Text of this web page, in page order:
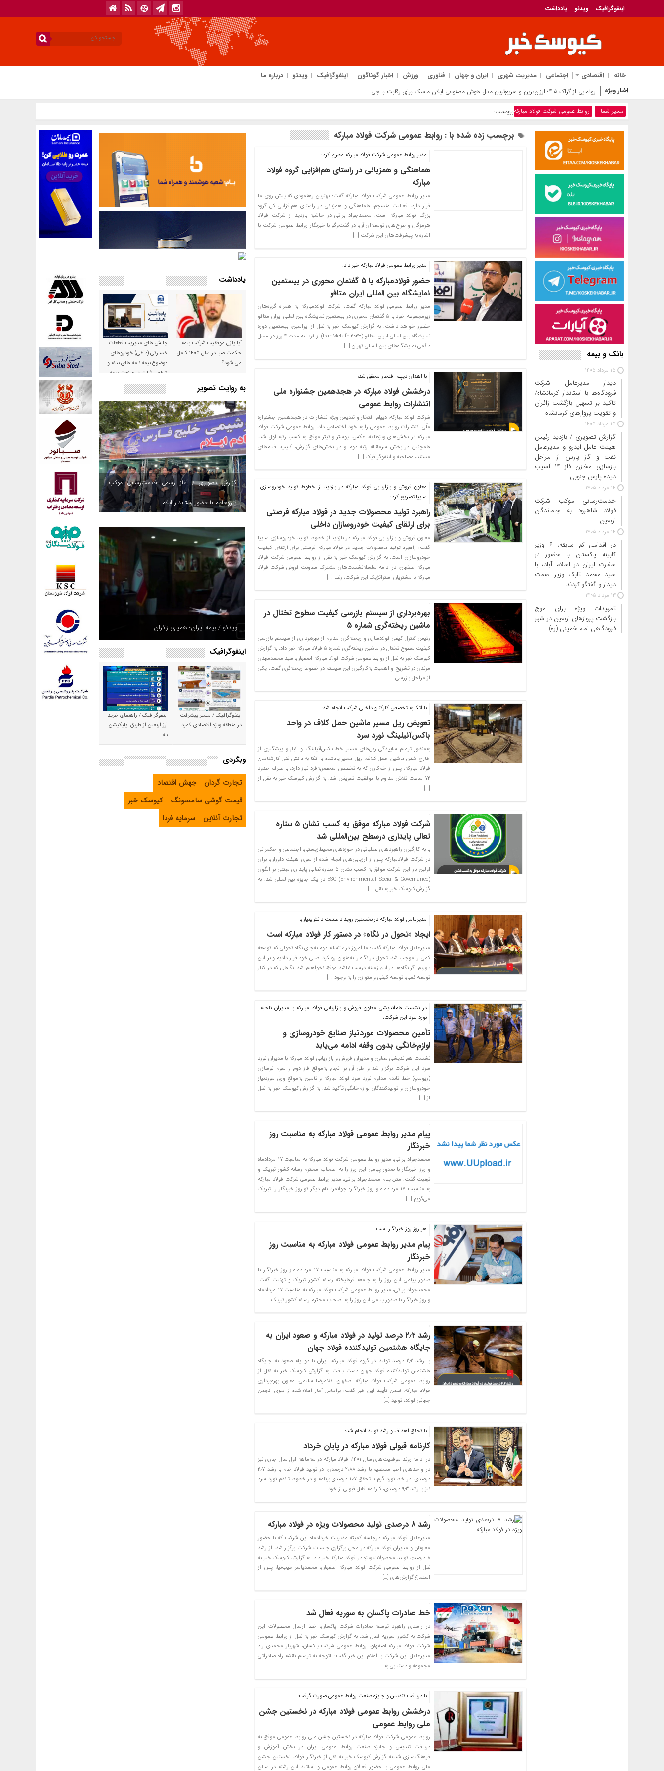
اینفوگرافیک ویدئو یادداشت
خانه اقتصادی اجتماعی مدیریت شهری ایران و جهان فناوری ورزش اخبار گوناگون اینفوگرافیک ویدئو درباره ما
اخبار ویژه رونمایی از گراک ۴.۵؛ ارزان‌ترین و سریع‌ترین مدل هوش مصنوعی ایلان ماسک برای رقابت با جی‌پی‌تی
مسیر شما برچسب:روابط عمومی شرکت فولاد مبارکه
بانک و بیمه
15 مرداد 1405
دیدار مدیرعامل شرکت
فرودگاه‌ها با استاندار کرمانشاه/
تأکید بر تسهیل بازگشت زائران
و تقویت پروازهای کرمانشاه
15 مرداد 1405
گزارش تصویری / بازدید رئیس
هیئت عامل ایدرو و مدیرعامل
نفت و گاز پارس از مراحل
بازسازی مخازن فاز ۱۴ آسیب
دیده پارس جنوبی
14 مرداد 1405
خدمت‌رسانی موکب شرکت
فولاد شاهرود به جاماندگان
اربعین
14 مرداد 1405
در اقدامی کم سابقه، ۶ وزیر
کابینه پاکستان با حضور در
سفارت ایران در اسلام آباد، با
سید محمد اتابک وزیر صمت
دیدار و گفتگو کردند
13 مرداد 1405
تمهیدات ویژه برای موج
بازگشت پروازهای اربعین در شهر
فرودگاهی امام خمینی (ره)
برچسب زده شده با : روابط عمومی شرکت فولاد مبارکه
مدیر روابط عمومی شرکت فولاد مبارکه مطرح کرد:
هماهنگی و همزبانی در راستای هم‌افزایی گروه فولاد
مبارکه
مدیر روابط عمومی شرکت فولاد مبارکه گفت: بهترین رهنمودی که پیش روی ما
قرار دارد، فعالیت منسجم، هماهنگی و همزبانی در راستای هم‌افزایی کل گروه
بزرگ فولاد مبارکه است. محمدجواد براتی در حاشیه بازدید از شرکت فولاد
هرمزگان و طرح‌های توسعه‌ای آن، در گفت‌وگو با خبرنگار روابط عمومی شرکت با
اشاره به پیشرفت‌های این شرکت […]
مدیر روابط عمومی فولاد مبارکه خبر داد:
حضور فولادمبارکه با ۵ گفتمان محوری در بیستمین
نمایشگاه بین المللی ایران‌ متافو
مدیر روابط عمومی فولاد مبارکه گفت: شرکت فولادمبارکه به همراه گروه‌های
زیرمجموعه خود با ۵ گفتمان محوری در بیستمین نمایشگاه بین‌المللی ایران متافو
حضور خواهد داشت. به گزارش کیوسک خبر به نقل از ایراسین، بیستمین دوره
نمایشگاه بین‌المللی ایران متافو (IranMetafo ۲۰۲۳) از فردا به مدت ۴ روز در محل
دائمی نمایشگاه‌های بین المللی تهران […]
با اهدای دیپلم افتخار محقق شد؛
درخشش فولاد مبارکه در هجدهمین جشنواره ملی
انتشارات روابط عمومی
شرکت فولاد مبارکه، دیپلم افتخار و تندیس ویژه انتشارات در هجدهمین جشنواره
ملّی انتشارات روابط عمومی را به خود اختصاص داد. روابط عمومی شرکت فولاد
مبارکه در بخش‌های ویژه‌نامه، عکس، پوستر و تیتر موفق به کسب رتبه اول شد.
همچنین در بخش سرمقاله رتبه دوم و در بخش‌های گزارش، کلیپ، فیلم‌های
مستند، مصاحبه و اینفوگرافیک […]
معاون فروش و بازاریابی فولاد مبارکه در بازدید از خطوط تولید خودروسازی
سایپا تصریح کرد:
راهبرد تولید محصولات جدید در فولاد مبارکه فرصتی
برای ارتقای کیفیت خودروسازان داخلی
معاون فروش و بازاریابی فولاد مبارکه در بازدید از خطوط تولید خودروسازی سایپا
گفت: راهبرد تولید محصولات جدید در فولاد مبارکه فرصتی برای ارتقای کیفیت
خودروسازان است. به گزارش کیوسک خبر به نقل از روابط عمومی شرکت فولاد
مبارکه اصفهان، در ادامه سلسله‌نشست‌های مشترک معاونت فروش شرکت فولاد
مبارکه با مشتریان استراتژیک این شرکت، رضا […]
بهره‌برداری از سیستم بازرسی کیفیت سطوح تختال در
ماشین ریخته‌گری شماره ۵
رئیس کنترل کیفی فولادسازی و ریخته‌گری مداوم از بهره‌برداری از سیستم بازرسی
کیفیت سطوح تختال در ماشین ریخته‌گری شماره ۵ فولاد مبارکه خبر داد. به گزارش
کیوسک خبر به نقل از روابط عمومی شرکت فولاد مبارکه اصفهان، سید محمدمهدی
مرندی در تشریح و اهمیت به‌کارگیری این سیستم در خطوط ریخته‌گری گفت: یکی
از مراحل بازرسی […]
با اتکا به تخصص کارکنان داخلی شرکت انجام شد؛
تعویض ریل مسیر ماشین حمل کلاف در واحد
باکس‌آنیلینگ نورد سرد
به‌منظور ترمیم ساییدگی ریل‌های مسیر خط باکس‌آنیلینگ و انبار و پیشگیری از
خارج شدن ماشین حمل کلاف، ریل مسیر یادشده با اتکا به دانش فنی کارشناسان
فولاد مبارکه، پس از خم‌کاری که به تخصص منحصربه‌فرد نیاز دارد، با صرف حدود
۷۲ ساعت تلاش مداوم با موفقیت تعویض شد. به گزارش کیوسک خبر به نقل از
[…]
شرکت فولاد مبارکه موفق به کسب نشان ۵ ستاره
تعالی پایداری درسطح بین‌المللی شد
با به کارگیری راهبردهای عملیاتی در حوزه‌های محیط‌زیستی، اجتماعی و حکمرانی
در شرکت فولادمبارکه پس از ارزیابی‌های انجام شده از سوی هیئت داوران، برای
اولین بار این شرکت موفق به کسب نشان ۵ ستاره تعالی پایداری مبتنی بر الگوی
ESG (Environmental Social & Governance) در یک جایزه بین‌المللی شد. به
گزارش کیوسک خبر به نقل […]
مدیرعامل فولاد مبارکه در نخستین رویداد صنعت دانش‌بنیان:
ایجاد «تحول در نگاه» در دستور کار فولاد مبارکه است
مدیرعامل فولاد مبارکه گفت: ما امروز در ۳۰ساله دوم به‌جای نگاه تحولی که توسعه
کمی را موجب شد، تحول در نگاه را به‌عنوان رویکرد اصلی خود قرار دادیم و بر این
باوریم اگر نگاه‌ها در این زمینه درست نباشد موفق نخواهیم شد. نگاهی که در کنار
توسعه کمی، توسعه کیفی و متوازن را به وجود […]
در نشست هم‌اندیشی معاون فروش و بازاریابی فولاد مبارکه با مدیران ناحیه
نورد سرد این شرکت:
تأمین محصولات موردنیاز صنایع خودروسازی و
لوازم‌خانگی بدون وقفه ادامه می‌یابد
نشست هم‌اندیشی معاون و مدیران فروش و بازاریابی فولاد مبارکه با مدیران نورد
سرد این شرکت برگزار شد و طی آن بر انجام به‌موقع فاز دوم و سوم نوسازی
(ریومپ) خط تاندم مداوم نورد سرد فولاد مبارکه و تأمین به‌موقع ورق موردنیاز
خودروسازان و تولیدکنندگان لوازم‌خانگی تأکید شد. به گزارش کیوسک خبر به نقل
از […]
پیام مدیر روابط عمومی فولاد مبارکه به مناسبت روز
خبرنگار
محمدجواد براتی، مدیر روابط عمومی شرکت فولاد مبارکه به مناسبت ۱۷ مردادماه
و روز خبرنگار با صدور پیامی این روز را به اصحاب محترم رسانه کشور تبریک و
تهنیت گفت. متن پیام محمدجواد براتی، مدیر روابط عمومی شرکت فولاد مبارکه
به مناسبت ۱۷ مردادماه و روز خبرنگار: جوانمرد نام دیگر تو!روز خبرنگار را تبریک
می‌گویم […]
هر روز روز خبرنگار است
پیام مدیر روابط عمومی فولاد مبارکه به مناسبت روز
خبرنگار
مدیر روابط عمومی شرکت فولاد مبارکه به مناسبت ۱۷ مردادماه و روز خبرنگار با
صدور پیامی این روز را به جامعه فرهیخته رسانه کشور تبریک و تهنیت گفت.
محمدجواد براتی، مدیر روابط عمومی شرکت فولاد مبارکه به مناسبت ۱۷ مردادماه
و روز خبرنگار با صدور پیامی این روز را به اصحاب محترم رسانه کشور تبریک […]
رشد ۲٫۲ درصد تولید در فولاد مبارکه و صعود ایران به
جایگاه هشتمین تولیدکننده فولاد جهان
با رشد ۲٫۲ درصد تولید در گروه فولاد مبارکه،‌ ایران با دو پله صعود به جایگاه
هشتمین تولیدکننده فولاد جهان دست یافت. به گزارش کیوسک خبر به نقل از
روابط عمومی شرکت فولاد مبارکه اصفهان، غلامرضا سلیمی، معاون بهره‌برداری
فولاد مبارکه، ضمن تأیید این خبر گفت:‌ براساس آمار اعلام‌شده از سوی انجمن
جهانی فولاد، تولید […]
با تحقق اهداف و رشد تولید انجام شد؛
کارنامه قبولی فولاد مبارکه در پایان خرداد
در ادامه روند موفقیت‌های سال ۱۴۰۱، فولاد مبارکه در سه‌ماهه اول سال جاری نیز
در واحدهای احیا مستقیم با رشد ۲٫۸۸ درصدی، در تولید فولاد خام با رشد ۲٫۷
درصدی، در خط نورد گرم با تحقق ۱۰۷ درصدی برنامه و در خطوط تاندم نورد سرد
نیز با رشد ۹٫۳ درصدی، کارنامه قابل قبولی از خود […]
رشد ۸ درصدی تولید محصولات ویژه در فولاد مبارکه
مدیرعامل فولاد مبارکه درجلسه کمیته مدیریت خردادماه این شرکت که با حضور
معاونان و مدیران فولاد مبارکه در محل برگزاری جلسات شرکت برگزار شد، از رشد
۸ درصدی تولید محصولات ویژه در فولاد مبارکه خبر داد. به گزارش کیوسک خبر به
نقل از روابط عمومی شرکت فولاد مبارکه اصفهان، محمدیاسر طیب‌نیا، پس از
استماع گزارش‌های […]
خط صادرات پاکسان به سوریه فعال شد
در راستای راهبرد توسعه صادرات شرکت پاکسان، خط ارسال محصولات این
شرکت به کشور سوریه فعال شد. به گزارش کیوسک خبر به نقل از روابط عمومی
شرکت فولاد مبارکه اصفهان، روابط عمومی شرکت پاکسان، شهریار محمدی راد
مدیرعامل این شرکت با اعلام این خبر گفت: باتوجه به ترسیم نقشه راه صادراتی
مجموعه و دستیابی به […]
با دریافت تندیس و جایزه صنعت روابط عمومی صورت گرفت؛
درخشش روابط عمومی فولاد مبارکه در نخستین جشن
ملی روابط عمومی
روابط عمومی شرکت فولاد مبارکه در نخستین جشن ملی روابط عمومی موفق به
دریافت تندیس و جایزه صنعت روابط عمومی ایران در بخش آموزش و
فرهنگ‌سازی شد.به گزارش کیوسک خبر به نقل از خبرنگار فولاد، نخستین جشن
ملی روابط عمومی با حضور فعالان روابط عمومی و اساتید این رشته در سالن
یادداشت
آیا پازل موفقیت شرکت بیمه
حکمت صبا در سال ۱۴۰۵ کامل
می شود؟!
چالش های مدیریت قطعات
خسارتی (داغی) خودروهای
موضوع بیمه نامه های بدنه و
شخص ثالث در صنعت بیمه
به روایت تصویر
گزارش تصویری / آغاز رسمی خدمت‌رسانی موکب
پتروخادم با حضور استاندار ایلام
ویدئو / بیمه ایران؛ همپای زائران
اینفوگرافیک
اینفوگرافیک / مسیر پیشرفت
در منطقه ویژه اقتصادی لامرد
اینفوگرافیک / راهنمای خرید
ارز اربعین از طریق اپلیکیشن
بله
وبگردی
تجارت گردان
جهش اقتصاد
قیمت گوشی سامسونگ
کیوسک خبر
تجارت آنلاین
سرمایه فردا